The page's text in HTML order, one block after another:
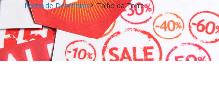
Portal de Descontos Talho da Torre